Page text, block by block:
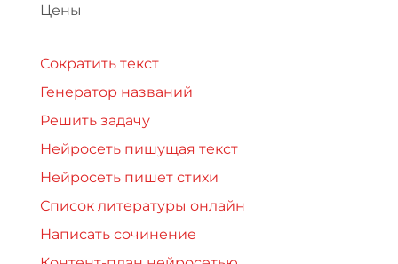
Цены
Сократить текст
Генератор названий
Решить задачу
Нейросеть пишущая текст
Нейросеть пишет стихи
Список литературы онлайн
Написать сочинение